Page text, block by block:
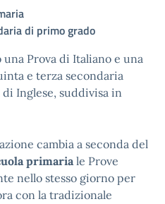
di primo grado
Prova di Italiano e una
e terza secondaria
Inglese, suddivisa in
cambia a seconda del
primariale Prove
nello stesso giorno per
con la tradizionale